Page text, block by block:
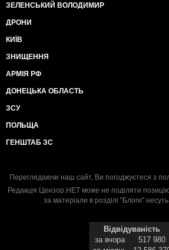
ЗЕЛЕНСЬКИЙ ВОЛОДИМИР
ДРОНИ
КИЇВ
ЗНИЩЕННЯ
АРМІЯ РФ
ДОНЕЦЬКА ОБЛАСТЬ
ЗСУ
ПОЛЬЩА
ГЕНШТАБ ЗС
Переглядаючи наш сайт, Ви погоджуєтеся з
Редакція Цензор.НЕТ може не поділяти позицію
за матеріали в розділі "Блоги"
Відвідуваність
за вчора
517 980